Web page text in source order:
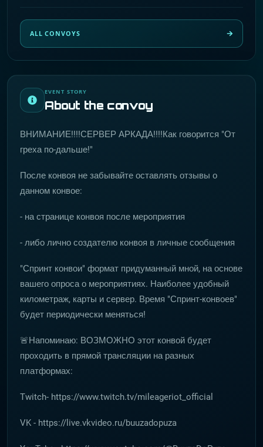
EVENT STORY
About the convoy
ВНИМАНИЕ!!!!СЕРВЕР АРКАДА!!!!Как говорится "От
греха по-дальше!"
После конвоя не забывайте оставлять отзывы о
данном конвое:
- на странице конвоя после мероприятия
- либо лично создателю конвоя в личные сообщения
"Спринт конвои" формат придуманный мной, на основе
вашего опроса о мероприятиях. Наиболее удобный
километраж, карты и сервер. Время "Спринт-конвоев"
будет периодически меняться!
🚨Напоминаю: ВОЗМОЖНО этот конвой будет
проходить в прямой трансляции на разных
платформах:
Twitch- https://www.twitch.tv/mileageriot_official
VK - https://live.vkvideo.ru/buuzadopuza
ALL CONVOYS